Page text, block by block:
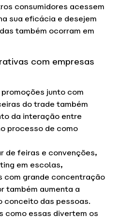
consumidores acessem
sua eficácia e desejem
também ocorram em
com empresas
junto com
do trade também
da interação entre
processo de como
de feiras e convenções,
em escolas,
com grande concentração
também aumenta a
conceito das pessoas.
como essas divertem os